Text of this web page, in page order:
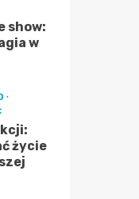
show:
w
życie